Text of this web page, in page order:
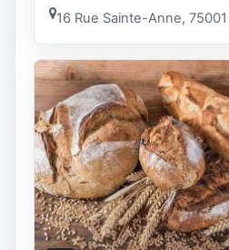
16 Rue Sainte-Anne,